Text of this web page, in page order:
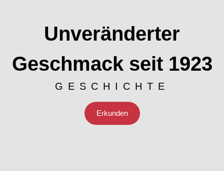
Unveränderter
Geschmack seit 1923
GESCHICHTE
Erkunden